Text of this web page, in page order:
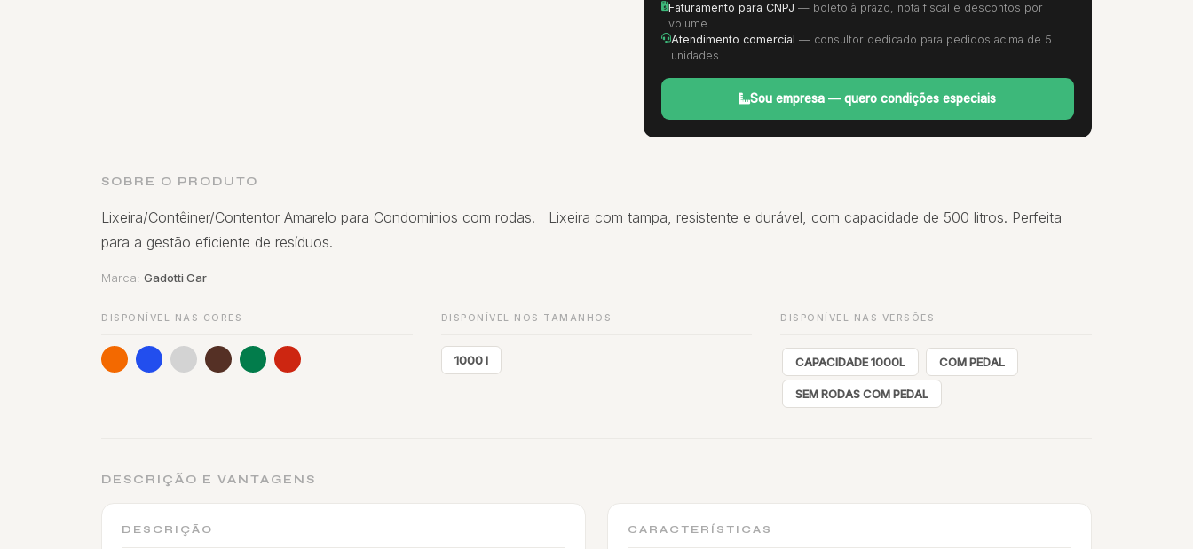
Faturamento para CNPJ — boleto à prazo, nota fiscal e descontos por
volume
Atendimento comercial — consultor dedicado para pedidos acima de 5
unidades
Sou empresa — quero condições especiais
SOBRE O PRODUTO
Lixeira/Contêiner/Contentor Amarelo para Condomínios com rodas. Lixeira com tampa, resistente e durável, com capacidade de 500 litros. Perfeita
para a gestão eficiente de resíduos.
Marca: Gadotti Car
DISPONÍVEL NAS CORES DISPONÍVEL NOS TAMANHOS
1000 l
DISPONÍVEL NAS VERSÕES
CAPACIDADE 1000L COM PEDAL
SEM RODAS COM PEDAL
DESCRIÇÃO E VANTAGENS
DESCRIÇÃO CARACTERÍSTICAS